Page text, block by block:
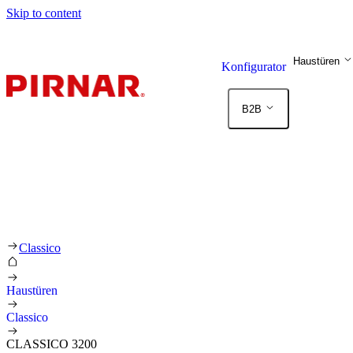
Skip to content
Konfigurator Haustüren
B2B
Classico
Haustüren
Classico
CLASSICO 3200